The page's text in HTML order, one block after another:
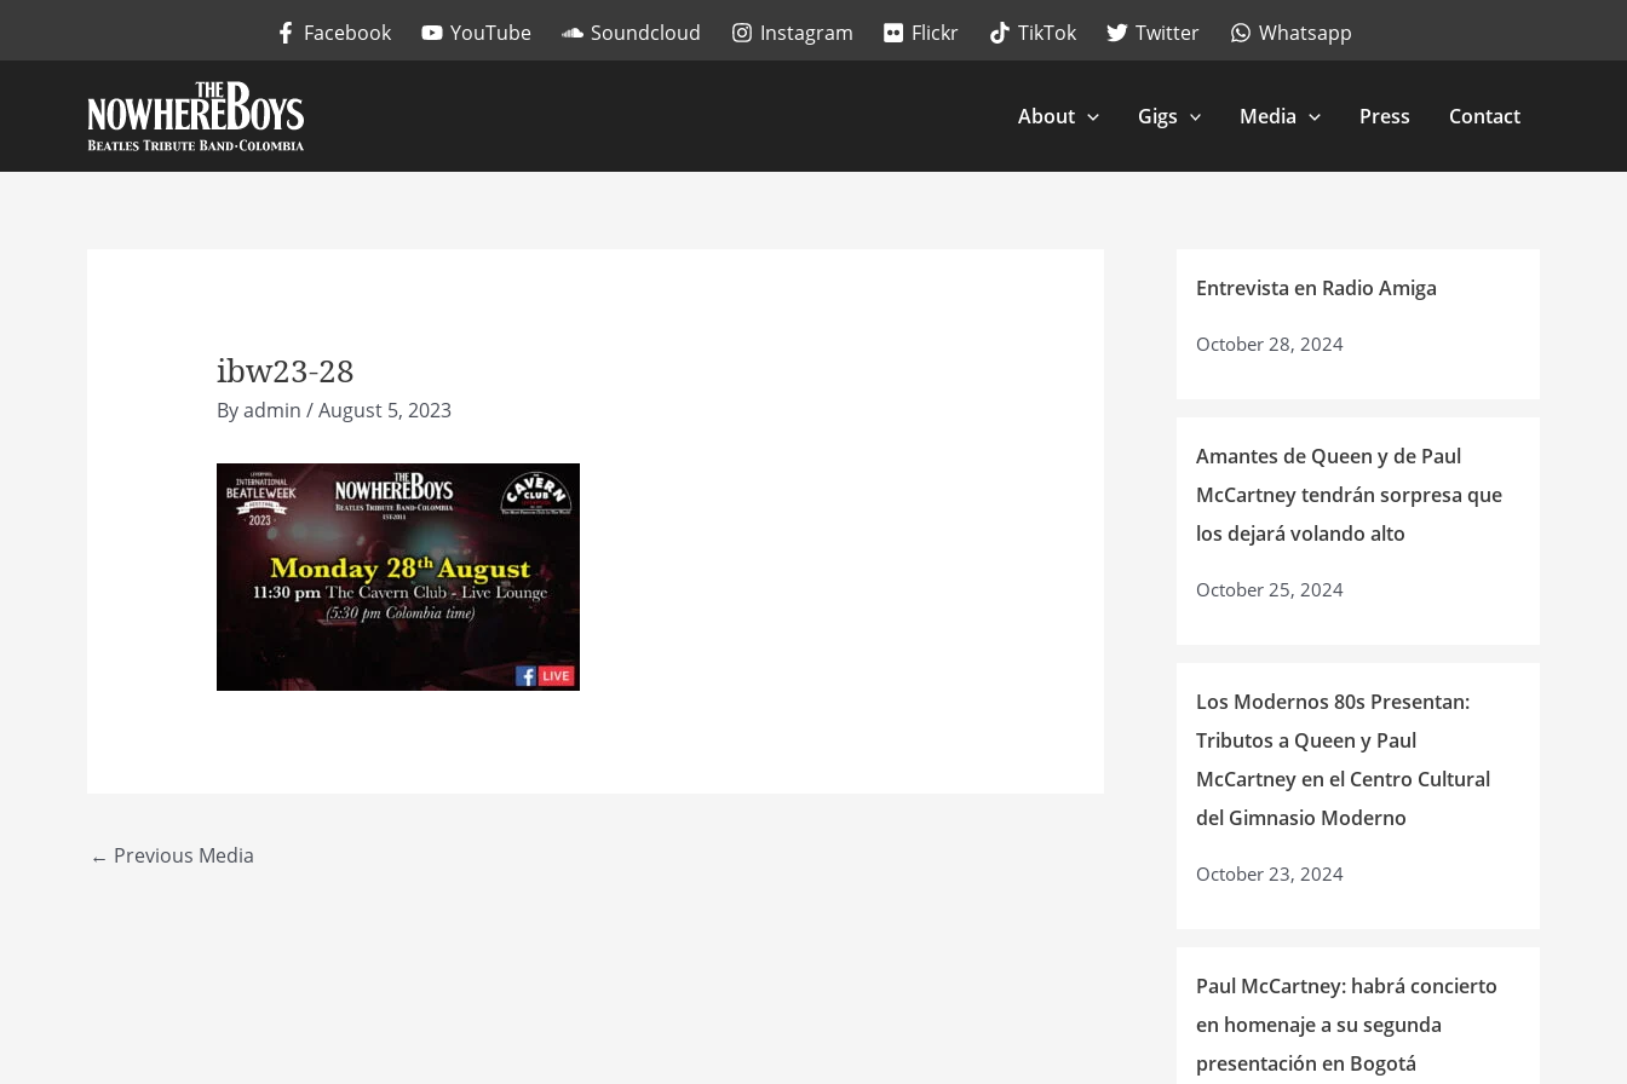
Facebook YouTube Soundcloud Instagram Flickr TikTok Twitter Whatsapp
About Gigs Media Press Contact
ibw23-28
Byadmin /August 5, 2023
Post
← Previous Media
Entrevista en Radio Amiga
October 28, 2024
Amantes de Queen y de Paul
McCartney tendrán sorpresa que
los dejará volando alto
October 25, 2024
Los Modernos 80s Presentan:
Tributos a Queen y Paul
McCartney en el Centro Cultural
del Gimnasio Moderno
October 23, 2024
Paul McCartney: habrá concierto
en homenaje a su segunda
presentación en Bogotá